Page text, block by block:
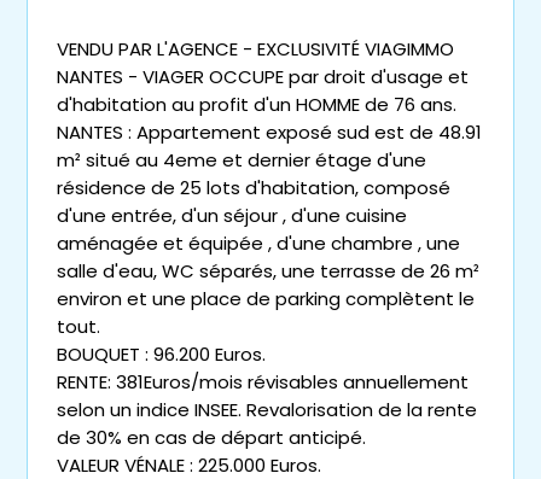
VENDU PAR L'AGENCE - EXCLUSIVITÉ VIAGIMMO
NANTES - VIAGER OCCUPE par droit d'usage et
d'habitation au profit d'un HOMME de 76 ans.
NANTES : Appartement exposé sud est de 48.91
m² situé au 4eme et dernier étage d'une
résidence de 25 lots d'habitation, composé
d'une entrée, d'un séjour , d'une cuisine
aménagée et équipée , d'une chambre , une
salle d'eau, WC séparés, une terrasse de 26 m²
environ et une place de parking complètent le
tout.
BOUQUET : 96.200 Euros.
RENTE: 381Euros/mois révisables annuellement
selon un indice INSEE. Revalorisation de la rente
de 30% en cas de départ anticipé.
VALEUR VÉNALE : 225.000 Euros.